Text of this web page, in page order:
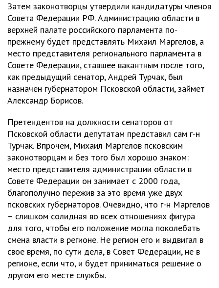
Затем законотворцы утвердили кандидатуры членов
Совета Федерации РФ. Администрацию области в
верхней палате российского парламента по-
прежнему будет представлять Михаил Маргелов, а
место представителя регионального парламента в
Совете Федерации, ставшее вакантным после того,
как предыдущий сенатор, Андрей Турчак, был
назначен губернатором Псковской области, займет
Александр Борисов.
Претендентов на должности сенаторов от
Псковской области депутатам представил сам г-н
Турчак. Впрочем, Михаил Маргелов псковским
законотворцам и без того был хорошо знаком:
место представителя администрации области в
Совете Федерации он занимает с 2000 года,
благополучно пережив за это время уже двух
псковских губернаторов. Очевидно, что г-н Маргелов
– слишком солидная во всех отношениях фигура
для того, чтобы его положение могла поколебать
смена власти в регионе. Не регион его и выдвигал в
свое время, по сути дела, в Совет Федерации, не в
регионе, если что, и будет приниматься решение о
другом его месте службы.